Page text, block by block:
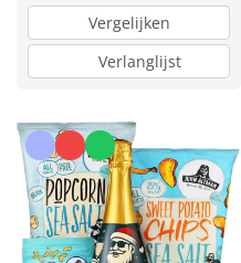
Pizzarette
Tas
Wake up light
Borrelplank
Warmtekussen
NIEUW
Vergelijken
Verlanglijst